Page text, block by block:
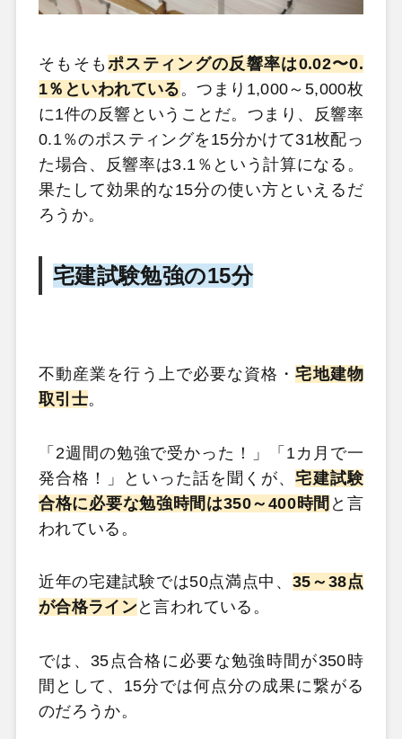
そもそもポスティングの反響率は0.02〜0.
1％といわれている。つまり1,000～5,000枚
に1件の反響ということだ。つまり、反響率
0.1％のポスティングを15分かけて31枚配っ
た場合、反響率は3.1％という計算になる。
果たして効果的な15分の使い方といえるだ
ろうか。
宅建試験勉強の15分
不動産業を行う上で必要な資格・宅地建物
取引士。
「2週間の勉強で受かった！」「1カ月で一
発合格！」といった話を聞くが、宅建試験
合格に必要な勉強時間は350～400時間 と言
われている。
近年の宅建試験では50点満点中、 35～38点
が合格ラインと言われている。
では、35点合格に必要な勉強時間が350時
間として、15分では何点分の成果に繋がる
のだろうか。